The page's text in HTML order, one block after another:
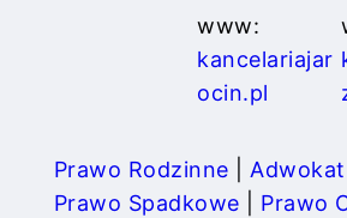
www:
kancelariajar
ocin.pl
Prawo Rodzinne
Prawo Spadkowe
Prawo